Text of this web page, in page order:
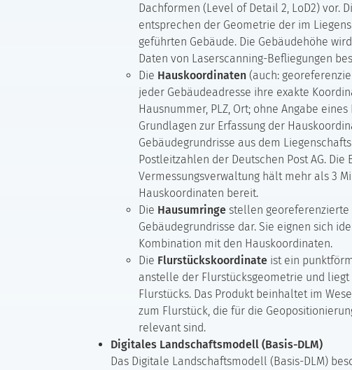
Dachformen (Level of Detail 2, LoD2) vor.
entsprechen der Geometrie der im
geführten Gebäude. Die Gebäudehöhe
Daten von Laserscanning-Befliegungen
Die Hauskoordinaten (auch:
jeder Gebäudeadresse ihre exakte
Hausnummer, PLZ, Ort; ohne Angabe eines
Grundlagen zur Erfassung der
Gebäudegrundrisse aus dem
Postleitzahlen der Deutschen Post AG. Die
Vermessungsverwaltung hält mehr als 3
Hauskoordinaten bereit.
Die Hausumringe stellen
Gebäudegrundrisse dar. Sie eignen sich
Kombination mit den Hauskoordinaten.
Die Flurstückskoordinate ist ein
anstelle der Flurstücksgeometrie und
Flurstücks. Das Produkt beinhaltet im
zum Flurstück, die für die
relevant sind.
Digitales Landschaftsmodell (Basis-DLM)
Das Digitale Landschaftsmodell (Basis-DLM)